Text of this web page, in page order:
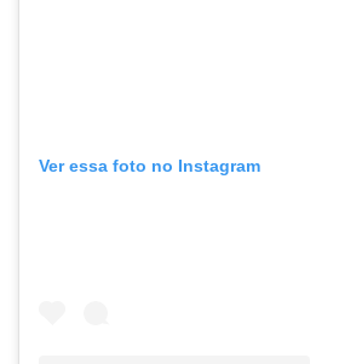
Ver essa foto no Instagram